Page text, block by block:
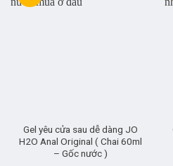
Gel yêu cửa sau dễ dàng JO
H2O Anal Original ( Chai 60ml
– Gốc nước )